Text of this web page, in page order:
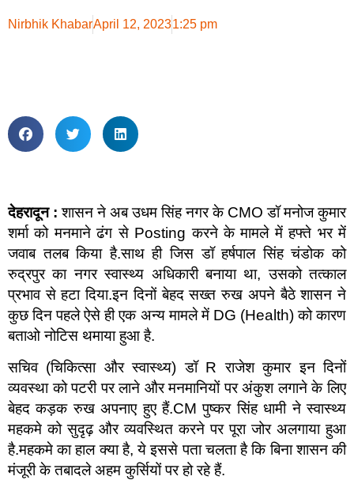
Nirbhik KhabarApril 12, 20231:25 pm
देहरादून : शासन ने अब उधम सिंह नगर के CMO डॉ मनोज कुमार
शर्मा को मनमाने ढंग से Posting करने के मामले में हफ्ते भर में
जवाब तलब किया है.साथ ही जिस डॉ हर्षपाल सिंह चंडोक को
रुद्रपुर का नगर स्वास्थ्य अधिकारी बनाया था, उसको तत्काल
प्रभाव से हटा दिया.इन दिनों बेहद सख्त रुख अपने बैठे शासन ने
कुछ दिन पहले ऐसे ही एक अन्य मामले में DG (Health) को कारण
बताओ नोटिस थमाया हुआ है.
सचिव (चिकित्सा और स्वास्थ्य) डॉ R राजेश कुमार इन दिनों
व्यवस्था को पटरी पर लाने और मनमानियों पर अंकुश लगाने के लिए
बेहद कड़क रुख अपनाए हुए हैं.CM पुष्कर सिंह धामी ने स्वास्थ्य
महकमे को सुदृढ़ और व्यवस्थित करने पर पूरा जोर अलगाया हुआ
है.महकमे का हाल क्या है, ये इससे पता चलता है कि बिना शासन की
मंजूरी के तबादले अहम कुर्सियों पर हो रहे हैं.